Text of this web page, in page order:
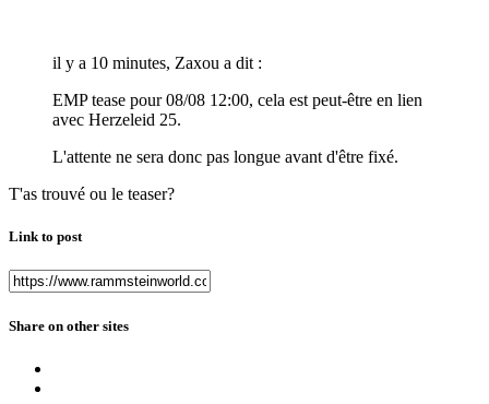
il y a 10 minutes, Zaxou a dit :
EMP tease pour 08/08 12:00, cela est peut-être en lien
avec Herzeleid 25.
L'attente ne sera donc pas longue avant d'être fixé.
T'as trouvé ou le teaser?
Link to post
Share on other sites